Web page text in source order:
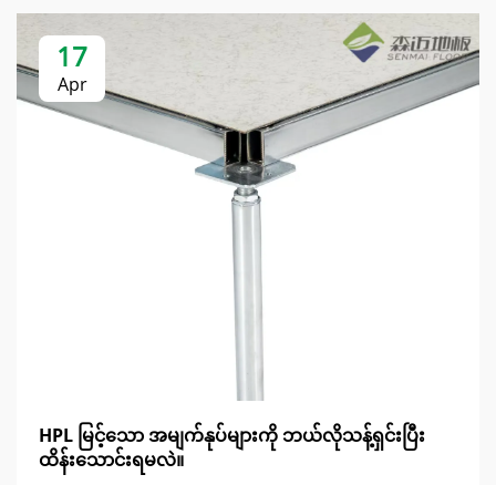
17
Apr
HPL မြင့်သော အမျက်နုပ်များကို ဘယ်လိုသန့်ရှင်းပြီး
ထိန်းသောင်းရမလဲ။